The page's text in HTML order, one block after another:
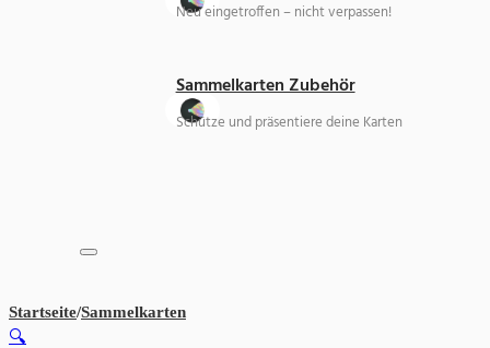
Neu eingetroffen – nicht verpassen!
Sammelkarten Zubehör
Schütze und präsentiere deine Karten
Startseite/Sammelkarten
🔍